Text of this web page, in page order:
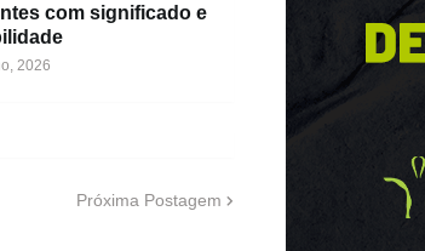
com significado e
2026
Próxima Postagem